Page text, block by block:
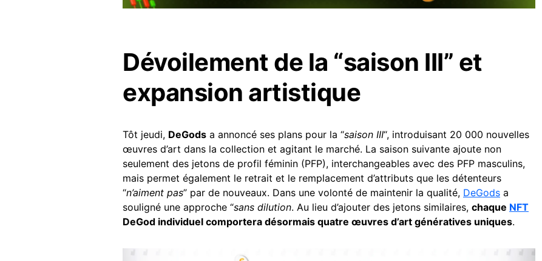
Dévoilement de la “saison III” et
expansion artistique
Tôt jeudi, DeGods a annoncé ses plans pour la “saison III“, introduisant 20 000 nouvelles
œuvres d’art dans la collection et agitant le marché. La saison suivante ajoute non
seulement des jetons de profil féminin (PFP), interchangeables avec des PFP masculins,
mais permet également le retrait et le remplacement d’attributs que les détenteurs
“n’aiment pas” par de nouveaux. Dans une volonté de maintenir la qualité, DeGods a
souligné une approche “sans dilution. Au lieu d’ajouter des jetons similaires, chaque NFT
DeGod individuel comportera désormais quatre œuvres d’art génératives uniques.